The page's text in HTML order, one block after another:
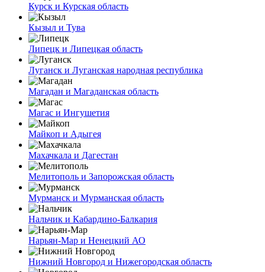
Курск и Курская область
Кызыл и Тува
Липецк и Липецкая область
Луганск и Луганская народная республика
Магадан и Магаданская область
Магас и Ингушетия
Майкоп и Адыгея
Махачкала и Дагестан
Мелитополь и Запорожская область
Мурманск и Мурманская область
Нальчик и Кабардино-Балкария
Нарьян-Мар и Ненецкий АО
Нижний Новгород и Нижегородская область